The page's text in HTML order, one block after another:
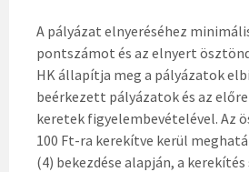
A pályázat elnyeréséhez
pontszámot és az elnyert
HK állapítja meg a pályázatok
beérkezett pályázatok és az
keretek figyelembevételével. Az
100 Ft-ra kerekítve kerül
(4) bekezdése alapján, a